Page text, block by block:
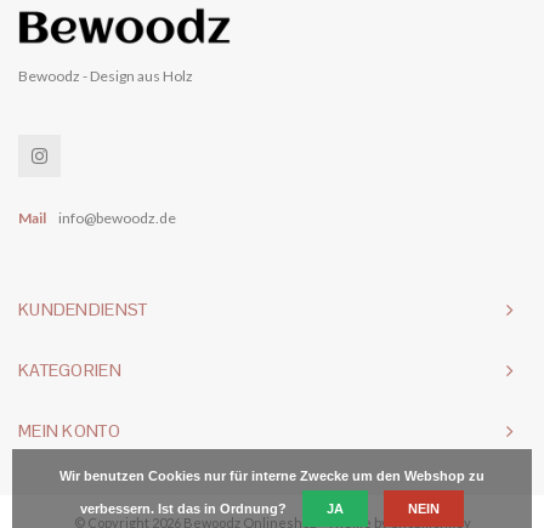
Bewoodz - Design aus Holz
Mail info@bewoodz.de
KUNDENDIENST
KATEGORIEN
MEIN KONTO
© Copyright 2026 Bewoodz Onlineshop - Theme by Shopmonkey
Wir benutzen Cookies nur für interne Zwecke um den Webshop zu
verbessern. Ist das in Ordnung? JA NEIN